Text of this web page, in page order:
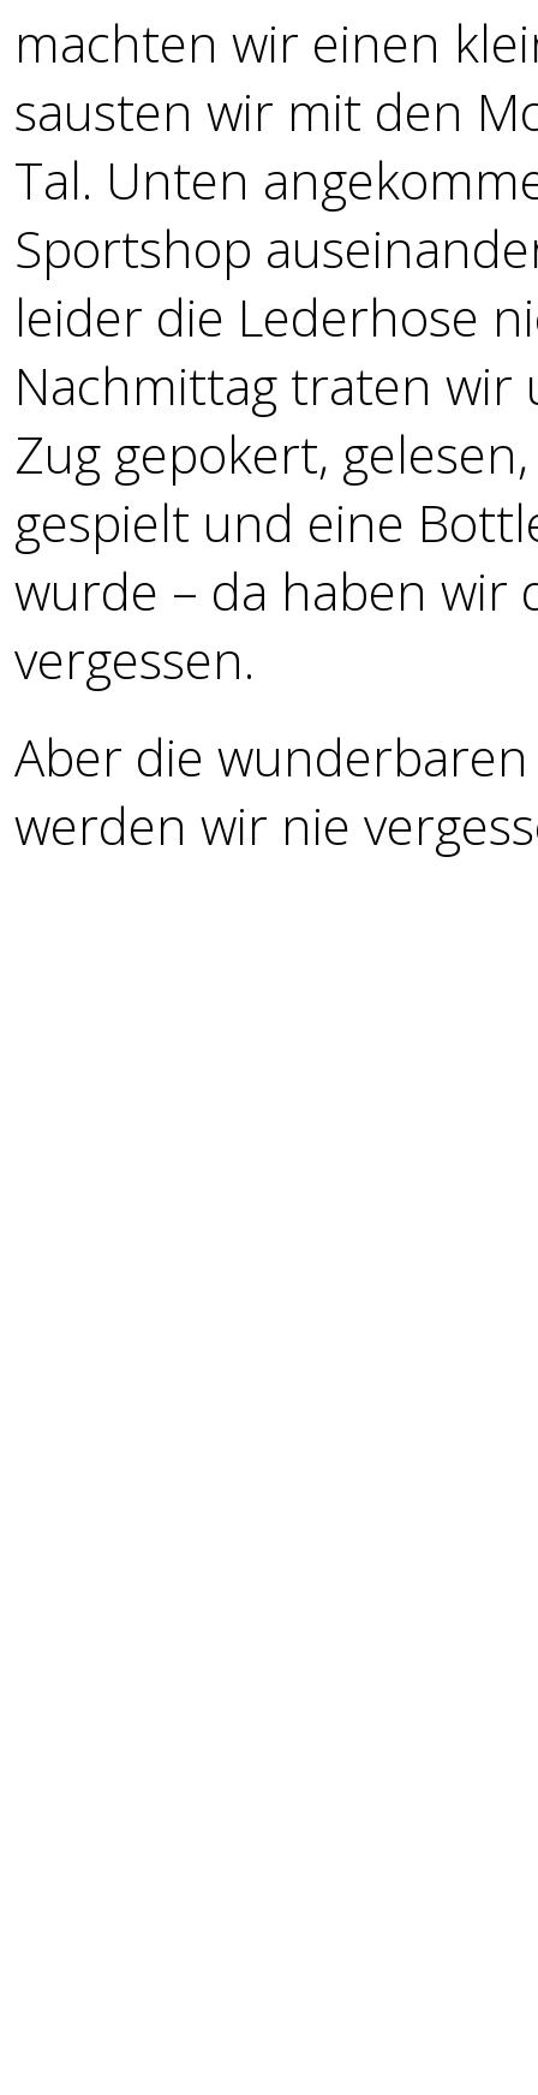
machten wir einen
sausten wir mit den
Tal. Unten
Sportshop
leider die Lederhose
Nachmittag traten wir
Zug gepokert,
gespielt und eine
wurde – da haben wir
vergessen.
Aber die
werden wir nie